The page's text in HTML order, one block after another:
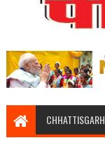
CHHATTISGARH